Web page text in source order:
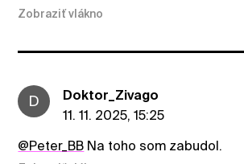
Zobraziť vlákno
D
Doktor_Zivago
11. 11. 2025, 15:25
@Peter_BB Na toho som zabudol.